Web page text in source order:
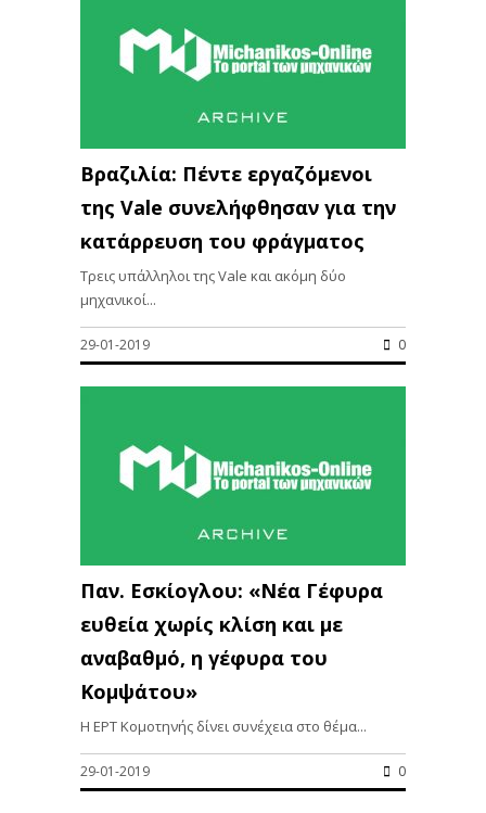
Βραζιλία: Πέντε εργαζόμενοι
της Vale συνελήφθησαν για την
κατάρρευση του φράγματος
Τρεις υπάλληλοι της Vale και ακόμη δύο
μηχανικοί...
29-01-2019 0
Παν. Εσκίογλου: «Νέα Γέφυρα
ευθεία χωρίς κλίση και με
αναβαθμό, η γέφυρα του
Κομψάτου»
Η ΕΡΤ Κομοτηνής δίνει συνέχεια στο θέμα...
29-01-2019 0